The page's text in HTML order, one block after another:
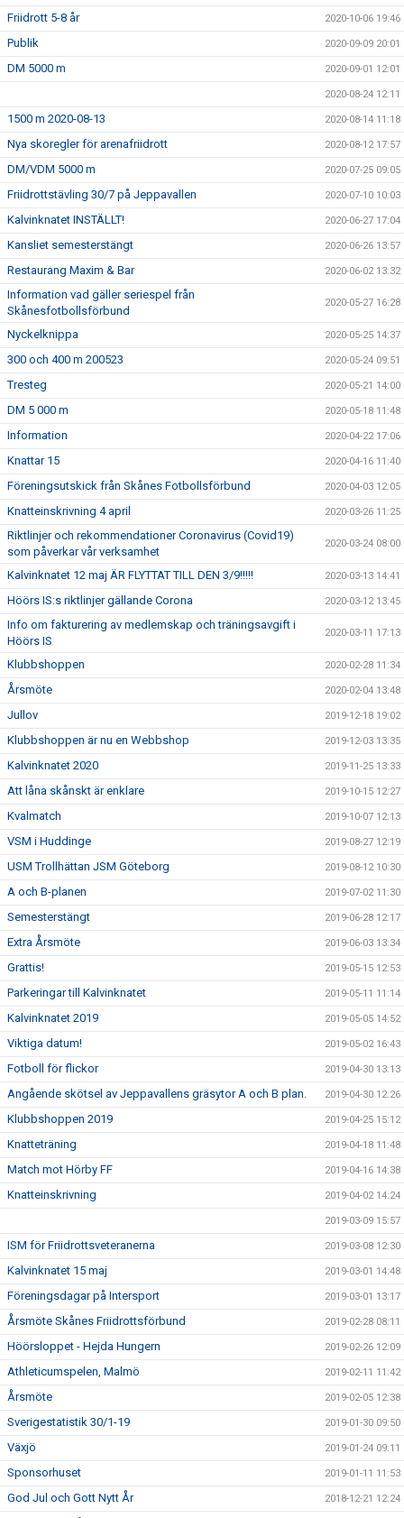
Friidrott 5-8 år 2020-10-06 19:46
Publik 2020-09-09 20:01
DM 5000 m 2020-09-01 12:01
2020-08-24 12:11
1500 m 2020-08-13 2020-08-14 11:18
Nya skoregler för arenafriidrott 2020-08-12 17:57
DM/VDM 5000 m 2020-07-25 09:05
Friidrottstävling 30/7 på Jeppavallen 2020-07-10 10:03
Kalvinknatet INSTÄLLT! 2020-06-27 17:04
Kansliet semesterstängt 2020-06-26 13:57
Restaurang Maxim & Bar 2020-06-02 13:32
Information vad gäller seriespel från
Skånesfotbollsförbund
2020-05-27 16:28
Nyckelknippa 2020-05-25 14:37
300 och 400 m 200523 2020-05-24 09:51
Tresteg 2020-05-21 14:00
DM 5 000 m 2020-05-18 11:48
Information 2020-04-22 17:06
Knattar 15 2020-04-16 11:40
Föreningsutskick från Skånes Fotbollsförbund 2020-04-03 12:05
Knatteinskrivning 4 april 2020-03-26 11:25
Riktlinjer och rekommendationer Coronavirus (Covid19)
som påverkar vår verksamhet
2020-03-24 08:00
Kalvinknatet 12 maj ÄR FLYTTAT TILL DEN 3/9!!!!! 2020-03-13 14:41
Höörs IS:s riktlinjer gällande Corona 2020-03-12 13:45
Info om fakturering av medlemskap och träningsavgift i
Höörs IS
2020-03-11 17:13
Klubbshoppen 2020-02-28 11:34
Årsmöte 2020-02-04 13:48
Jullov 2019-12-18 19:02
Klubbshoppen är nu en Webbshop 2019-12-03 13:35
Kalvinknatet 2020 2019-11-25 13:33
Att låna skånskt är enklare 2019-10-15 12:27
Kvalmatch 2019-10-07 12:13
VSM i Huddinge 2019-08-27 12:19
USM Trollhättan JSM Göteborg 2019-08-12 10:30
A och B-planen 2019-07-02 11:30
Semesterstängt 2019-06-28 12:17
Extra Årsmöte 2019-06-03 13:34
Grattis! 2019-05-15 12:53
Parkeringar till Kalvinknatet 2019-05-11 11:14
Kalvinknatet 2019 2019-05-05 14:52
Viktiga datum! 2019-05-02 16:43
Fotboll för flickor 2019-04-30 13:13
Angående skötsel av Jeppavallens gräsytor A och B plan. 2019-04-30 12:26
Klubbshoppen 2019 2019-04-25 15:12
Knatteträning 2019-04-18 11:48
Match mot Hörby FF 2019-04-16 14:38
Knatteinskrivning 2019-04-02 14:24
2019-03-09 15:57
ISM för Friidrottsveteranerna 2019-03-08 12:30
Kalvinknatet 15 maj 2019-03-01 14:48
Föreningsdagar på Intersport 2019-03-01 13:17
Årsmöte Skånes Friidrottsförbund 2019-02-28 08:11
Höörsloppet - Hejda Hungern 2019-02-26 12:09
Athleticumspelen, Malmö 2019-02-11 11:42
Årsmöte 2019-02-05 12:38
Sverigestatistik 30/1-19 2019-01-30 09:50
Växjö 2019-01-24 09:11
Sponsorhuset 2019-01-11 11:53
God Jul och Gott Nytt År 2018-12-21 12:24